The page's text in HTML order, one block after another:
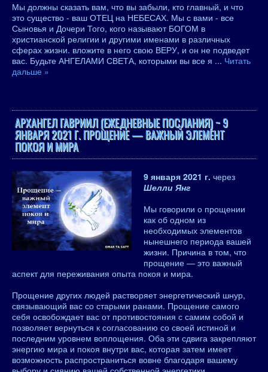
Мы должны сказать вам, что вы забыли, кто главный, и что
это существо - ваш ОТЕЦ на НЕБЕСАХ. Мы с вами - все
Сыновья и Дочери Того, кого называют БОГОМ в
христианской религии и другими именами в различных
сферах жизни. вложите в него свою ВЕРУ, и он не подведет
вас. Будьте АНГЕЛАМИ СВЕТА, которыми вы все я ... Читать
дальше »
АРХАНГЕЛ ГАВРИИЛ (ЕЖЕДНЕВНЫЕ ПОСЛАНИЯ) ~ 9
ЯНВАРЯ 2021 Г. ПРОЩЕНИЕ — ВАЖНЫЙ ЭЛЕМЕНТ
ПОКОЯ И МИРА
9 января 2021 г. через
Шелли Янг
Мы говорили о прощении
как об одном из
необходимых элементов
нынешнего периода вашей
жизни. Причина в том, что
прощение — это важный
аспект для переживания опыта покоя и мира.
Прощение других людей растворяет энергетический шнур,
связывающий вас со старыми ранами. Прощение самого
себя освобождает вас от противостояния с самим собой и
позволяет вернуться к согласованию со своей истиной и
последним уровнем воплощения. Оба эти сдвига закрепляют
энергию мира и покоя внутри вас, которая затем имеет
возможность распространиться вовне благодаря вашему